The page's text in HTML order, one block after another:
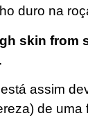
duro na
skin from
assim
de